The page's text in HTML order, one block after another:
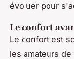
évoluer pour
Le confort
Le confort est
les amateurs